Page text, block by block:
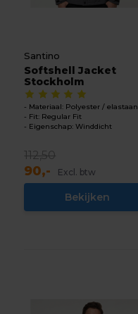
Santino
Softshell Jacket
Stockholm
Materiaal: Polyester / elastaan
Fit: Regular Fit
Eigenschap: Winddicht
112,50
90,- Excl. btw
Bekijken